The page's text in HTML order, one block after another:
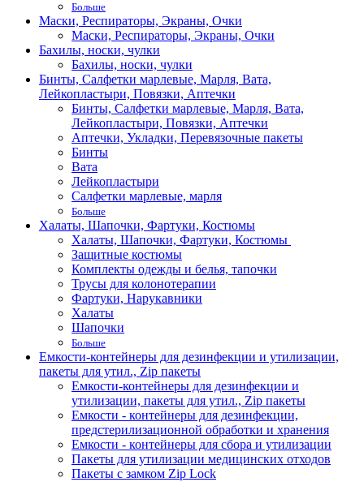
Больше
Маски, Респираторы, Экраны, Очки
Маски, Респираторы, Экраны, Очки
Бахилы, носки, чулки
Бахилы, носки, чулки
Бинты, Салфетки марлевые, Марля, Вата,
Лейкопластыри, Повязки, Аптечки
Бинты, Салфетки марлевые, Марля, Вата,
Лейкопластыри, Повязки, Аптечки
Аптечки, Укладки, Перевязочные пакеты
Бинты
Вата
Лейкопластыри
Салфетки марлевые, марля
Больше
Халаты, Шапочки, Фартуки, Костюмы
Халаты, Шапочки, Фартуки, Костюмы
Защитные костюмы
Комплекты одежды и белья, тапочки
Трусы для колонотерапии
Фартуки, Нарукавники
Халаты
Шапочки
Больше
Емкости-контейнеры для дезинфекции и утилизации,
пакеты для утил., Zip пакеты
Емкости-контейнеры для дезинфекции и
утилизации, пакеты для утил., Zip пакеты
Емкости - контейнеры для дезинфекции,
предстерилизационной обработки и хранения
Емкости - контейнеры для сбора и утилизации
Пакеты для утилизации медицинских отходов
Пакеты с замком Zip Lock